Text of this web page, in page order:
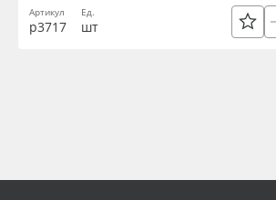
Артикул
р3717
Ед.
шт